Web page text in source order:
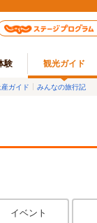
験 観光ガイド
産ガイド みんなの旅行記
イベント